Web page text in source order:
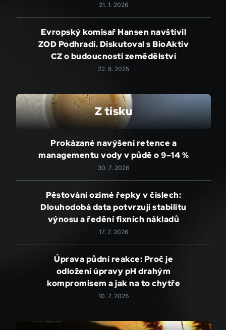
21. 1. 2026
Evropský komisař Hansen navštívil
ZOD Podhradí. Diskutoval s BioAktiv
CZ o budoucnosti zemědělství
22. 8. 2025
Z tisku
Prokázané navýšení retence a
managementu vody v půdě o 9–14 %
30. 7. 2026
Pěstování ozimé řepky v číslech:
Dlouhodobá data potvrzují stabilitu
výnosu a ředění fixních nákladů
17. 7. 2026
Úprava půdní reakce: Proč je
odložení úpravy pH drahým
kompromisem a jak na to chytře
10. 7. 2026